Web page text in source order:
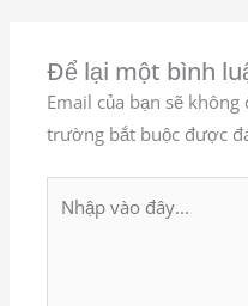
Để lại một bình
Email của bạn sẽ
trường bắt buộc được